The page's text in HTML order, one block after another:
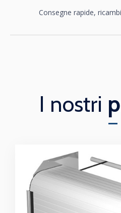
Consegne rapide,
I nostri